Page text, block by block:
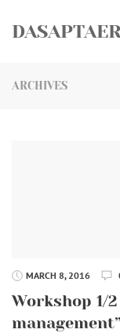
ARCHIVES
MARCH 8, 2016
Workshop 1/
management”